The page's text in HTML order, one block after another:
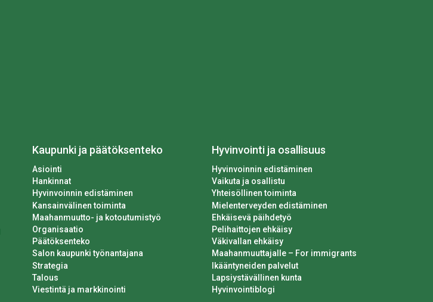
Kaupunki ja päätöksenteko
Asiointi
Hankinnat
Hyvinvoinnin edistäminen
Kansainvälinen toiminta
Maahanmuutto- ja kotoutumistyö
Organisaatio
Päätöksenteko
Salon kaupunki työnantajana
Strategia
Talous
Viestintä ja markkinointi
Hyvinvointi ja osallisuus
Hyvinvoinnin edistäminen
Vaikuta ja osallistu
Yhteisöllinen toiminta
Mielenterveyden edistäminen
Ehkäisevä päihdetyö
Pelihaittojen ehkäisy
Väkivallan ehkäisy
Maahanmuuttajalle – For immigrants
Ikääntyneiden palvelut
Lapsiystävällinen kunta
Hyvinvointiblogi